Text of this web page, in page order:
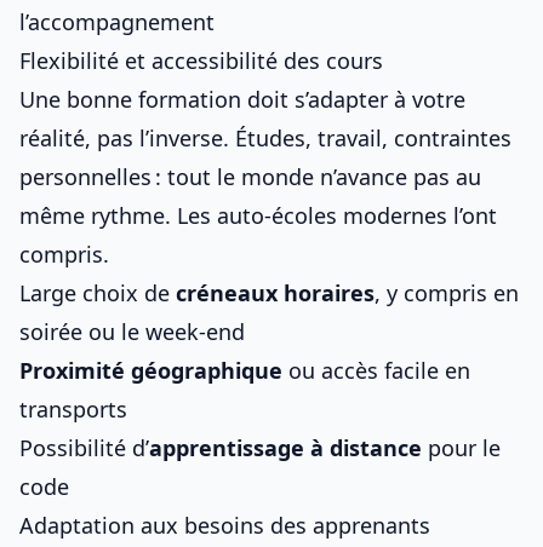
l’accompagnement
Flexibilité et accessibilité des cours
Une bonne formation doit s’adapter à votre
réalité, pas l’inverse. Études, travail, contraintes
personnelles : tout le monde n’avance pas au
même rythme. Les auto-écoles modernes l’ont
compris.
Large choix de créneaux horaires, y compris en
soirée ou le week-end
Proximité géographique ou accès facile en
transports
Possibilité d’apprentissage à distance pour le
code
Adaptation aux besoins des apprenants